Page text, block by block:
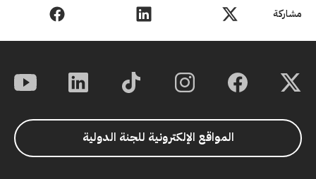
مشاركة
المواقع الإلكترونية للجنة الدولية